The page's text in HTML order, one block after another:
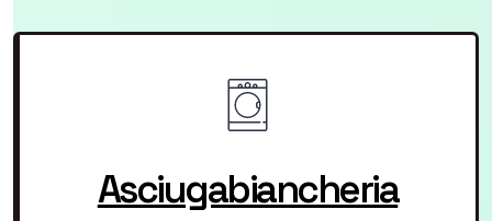
Asciugabiancheria